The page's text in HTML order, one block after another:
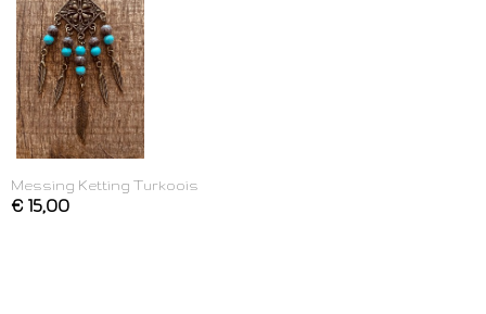
Messing Ketting Turkoois
€ 15,00